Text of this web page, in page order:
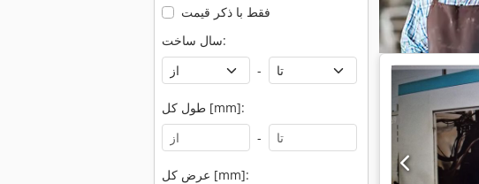
فقط با ذکر قیمت
سال ساخت:
-
طول کل [mm]:
-
عرض کل [mm]: